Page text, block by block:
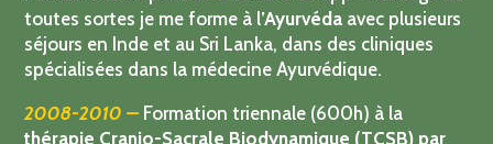
Pendant cette période très riche en apprentissage de
toutes sortes je me forme à l’Ayurvédaavec plusieurs
séjours en Inde et au Sri Lanka, dans des cliniques
2008-2010 –Formation triennale (600h) à la